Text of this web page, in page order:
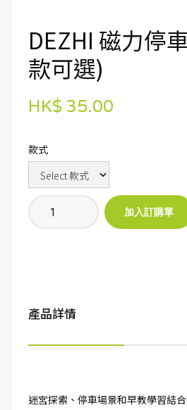
DEZHI 磁力停
款可選)
HK$ 35.00
款式
產品詳情
迷宮探索、停車場景和早教學習結